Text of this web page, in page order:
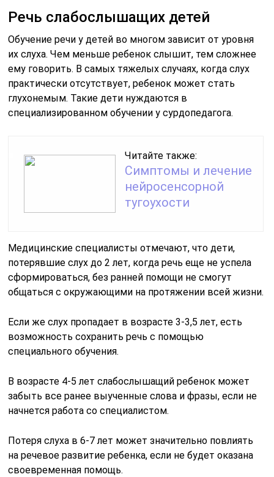
Речь слабослышащих детей
Обучение речи у детей во многом зависит от уровня
их слуха. Чем меньше ребенок слышит, тем сложнее
ему говорить. В самых тяжелых случаях, когда слух
практически отсутствует, ребенок может стать
глухонемым. Такие дети нуждаются в
специализированном обучении у сурдопедагога.
Читайте также:
Симптомы и лечение
нейросенсорной
тугоухости
Медицинские специалисты отмечают, что дети,
потерявшие слух до 2 лет, когда речь еще не успела
сформироваться, без ранней помощи не смогут
общаться с окружающими на протяжении всей жизни.
Если же слух пропадает в возрасте 3-3,5 лет, есть
возможность сохранить речь с помощью
специального обучения.
В возрасте 4-5 лет слабослышащий ребенок может
забыть все ранее выученные слова и фразы, если не
начнется работа со специалистом.
Потеря слуха в 6-7 лет может значительно повлиять
на речевое развитие ребенка, если не будет оказана
своевременная помощь.